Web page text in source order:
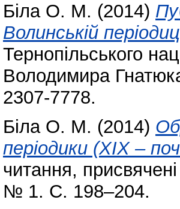
Біла О. М. (2014)
Волинській
Тернопільського
Володимира
2307-7778.
Біла О. М. (2014)
періодики (ХІХ –
читання,
№ 1. С. 198–204.